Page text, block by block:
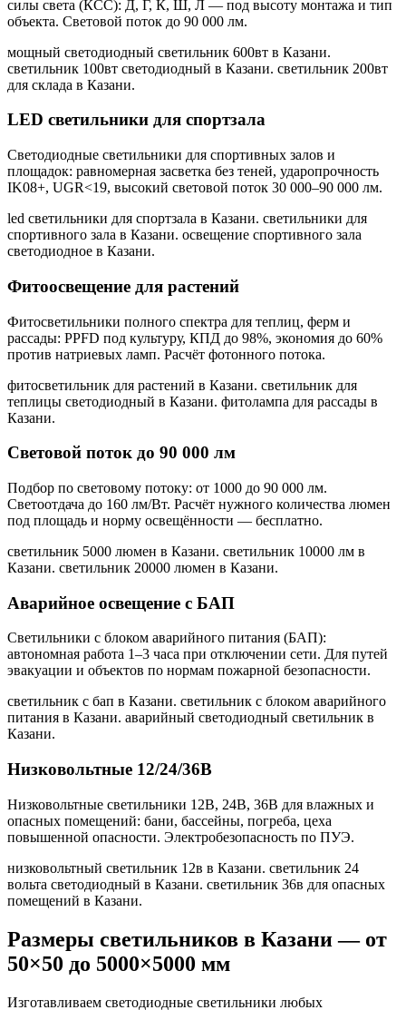
силы света (КСС): Д, Г, К, Ш, Л — под высоту монтажа и тип
объекта. Световой поток до 90 000 лм.
мощный светодиодный светильник 600вт в Казани.
светильник 100вт светодиодный в Казани. светильник 200вт
для склада в Казани.
LED светильники для спортзала
Светодиодные светильники для спортивных залов и
площадок: равномерная засветка без теней, ударопрочность
IK08+, UGR<19, высокий световой поток 30 000–90 000 лм.
led светильники для спортзала в Казани. светильники для
спортивного зала в Казани. освещение спортивного зала
светодиодное в Казани.
Фитоосвещение для растений
Фитосветильники полного спектра для теплиц, ферм и
рассады: PPFD под культуру, КПД до 98%, экономия до 60%
против натриевых ламп. Расчёт фотонного потока.
фитосветильник для растений в Казани. светильник для
теплицы светодиодный в Казани. фитолампа для рассады в
Казани.
Световой поток до 90 000 лм
Подбор по световому потоку: от 1000 до 90 000 лм.
Светоотдача до 160 лм/Вт. Расчёт нужного количества люмен
под площадь и норму освещённости — бесплатно.
светильник 5000 люмен в Казани. светильник 10000 лм в
Казани. светильник 20000 люмен в Казани.
Аварийное освещение с БАП
Светильники с блоком аварийного питания (БАП):
автономная работа 1–3 часа при отключении сети. Для путей
эвакуации и объектов по нормам пожарной безопасности.
светильник с бап в Казани. светильник с блоком аварийного
питания в Казани. аварийный светодиодный светильник в
Казани.
Низковольтные 12/24/36В
Низковольтные светильники 12В, 24В, 36В для влажных и
опасных помещений: бани, бассейны, погреба, цеха
повышенной опасности. Электробезопасность по ПУЭ.
низковольтный светильник 12в в Казани. светильник 24
вольта светодиодный в Казани. светильник 36в для опасных
помещений в Казани.
Размеры светильников в Казани— от
50×50 до 5000×5000 мм
Изготавливаем светодиодные светильники любых